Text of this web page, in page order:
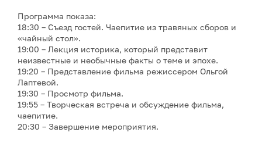
Программа показа:
18:30 – Съезд гостей. Чаепитие из травяных сборов и
«чайный стол».
19:00 – Лекция историка, который представит
неизвестные и необычные факты о теме и эпохе.
19:20 – Представление фильма режиссером Ольгой
Лаптевой.
19:30 – Просмотр фильма.
19:55 – Творческая встреча и обсуждение фильма,
чаепитие.
20:30 – Завершение мероприятия.